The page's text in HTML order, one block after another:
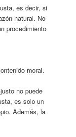
es decir, si
natural. No
procedimiento
moral.
no puede
es solo un
Además, la